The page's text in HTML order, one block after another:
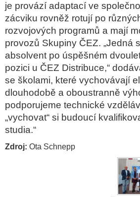
je provází adaptací ve
zácviku rovněž rotují po
rozvojových programů a mají
provozů Skupiny ČEZ. „Jedná
absolvent po úspěšném
pozici u ČEZ Distribuce,“
se školami, které vychovávají
dlouhodobě a oboustranně
podporujeme technické
„vychovat“ si budoucí
studia.“
Zdroj: Ota Schnepp